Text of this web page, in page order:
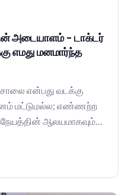
அடையாளம் – டாக்டர்
எமது மனமார்ந்த
என்பது வடக்கு
மட்டுமல்ல; எண்ணற்ற
ஆலயமாகவும்